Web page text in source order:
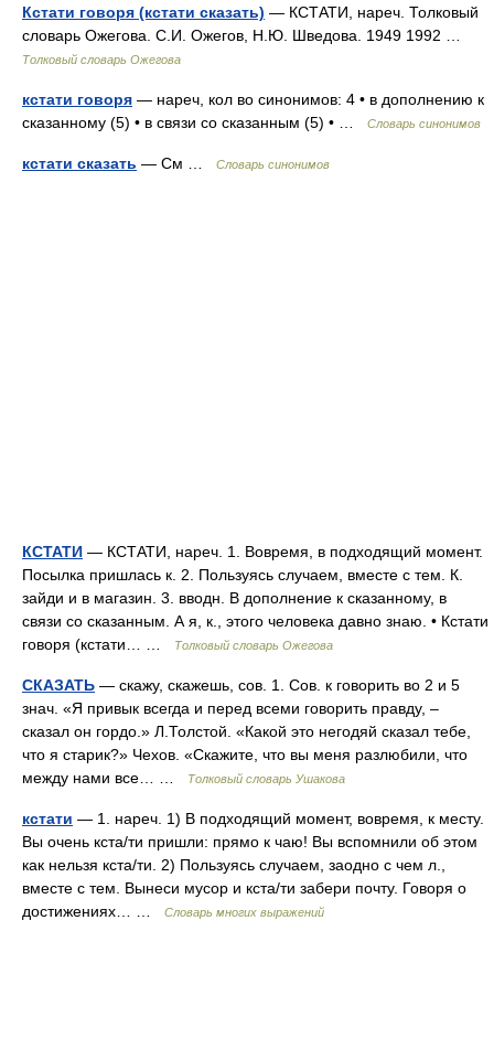
Кстати говоря (кстати сказать) — КСТАТИ, нареч. Толковый
словарь Ожегова. С.И. Ожегов, Н.Ю. Шведова. 1949 1992 …
Толковый словарь Ожегова
кстати говоря — нареч, кол во синонимов: 4 • в дополнению к
сказанному (5) • в связи со сказанным (5) • …
Словарь синонимов
кстати сказать — См … Словарь синонимов
КСТАТИ — КСТАТИ, нареч. 1. Вовремя, в подходящий момент.
Посылка пришлась к. 2. Пользуясь случаем, вместе с тем. К.
зайди и в магазин. 3. вводн. В дополнение к сказанному, в
связи со сказанным. А я, к., этого человека давно знаю. • Кстати
говоря (кстати… …
Толковый словарь Ожегова
СКАЗАТЬ — скажу, скажешь, сов. 1. Сов. к говорить во 2 и 5
знач. «Я привык всегда и перед всеми говорить правду, –
сказал он гордо.» Л.Толстой. «Какой это негодяй сказал тебе,
что я старик?» Чехов. «Скажите, что вы меня разлюбили, что
между нами все… …
Толковый словарь Ушакова
кстати — 1. нареч. 1) В подходящий момент, вовремя, к месту.
Вы очень кста/ти пришли: прямо к чаю! Вы вспомнили об этом
как нельзя кста/ти. 2) Пользуясь случаем, заодно с чем л.,
вместе с тем. Вынеси мусор и кста/ти забери почту. Говоря о
достижениях… …
Словарь многих выражений